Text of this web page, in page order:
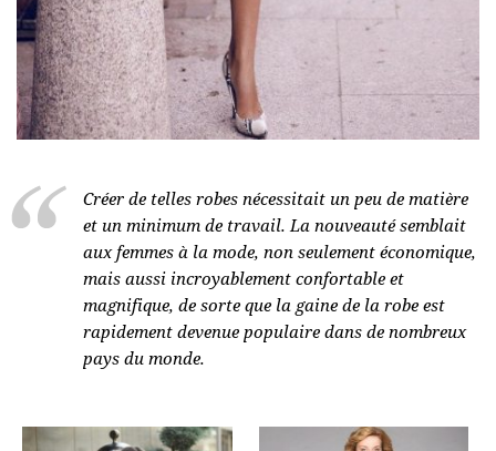
Créer de telles robes nécessitait un peu de matière
et un minimum de travail. La nouveauté semblait
aux femmes à la mode, non seulement économique,
mais aussi incroyablement confortable et
magnifique, de sorte que la gaine de la robe est
rapidement devenue populaire dans de nombreux
pays du monde.